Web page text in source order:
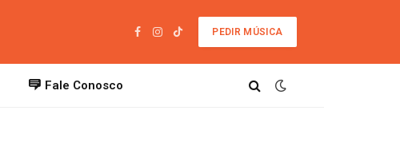
Facebook
Instagram
TikTok
PEDIR MÚSICA
Fale Conosco